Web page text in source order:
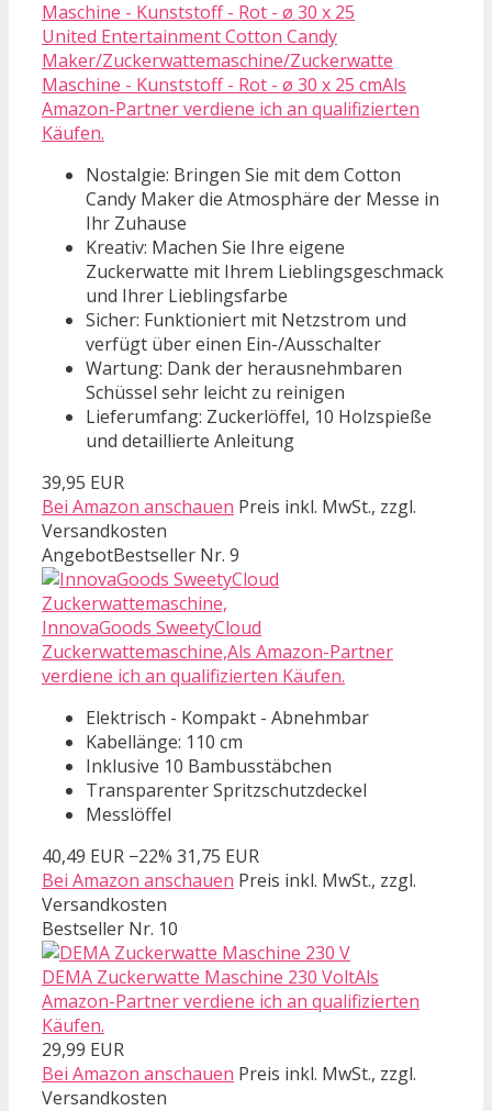
United Entertainment Cotton Candy
Maker/Zuckerwattemaschine/Zuckerwatte
Maschine - Kunststoff - Rot - ø 30 x 25 cmAls
Amazon-Partner verdiene ich an qualifizierten
Käufen.
Nostalgie: Bringen Sie mit dem Cotton
Candy Maker die Atmosphäre der Messe in
Ihr Zuhause
Kreativ: Machen Sie Ihre eigene
Zuckerwatte mit Ihrem Lieblingsgeschmack
und Ihrer Lieblingsfarbe
Sicher: Funktioniert mit Netzstrom und
verfügt über einen Ein-/Ausschalter
Wartung: Dank der herausnehmbaren
Schüssel sehr leicht zu reinigen
Lieferumfang: Zuckerlöffel, 10 Holzspieße
und detaillierte Anleitung
39,95 EUR
Bei Amazon anschauen Preis inkl. MwSt., zzgl.
Versandkosten
AngebotBestseller Nr. 9
InnovaGoods SweetyCloud
Zuckerwattemaschine,Als Amazon-Partner
verdiene ich an qualifizierten Käufen.
Elektrisch - Kompakt - Abnehmbar
Kabellänge: 110 cm
Inklusive 10 Bambusstäbchen
Transparenter Spritzschutzdeckel
Messlöffel
40,49 EUR −22% 31,75 EUR
Bei Amazon anschauen Preis inkl. MwSt., zzgl.
Versandkosten
Bestseller Nr. 10
DEMA Zuckerwatte Maschine 230 VoltAls
Amazon-Partner verdiene ich an qualifizierten
Käufen.
29,99 EUR
Bei Amazon anschauen Preis inkl. MwSt., zzgl.
Versandkosten